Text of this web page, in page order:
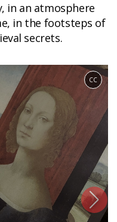
in an atmosphere
in the footsteps of
secrets.
CC